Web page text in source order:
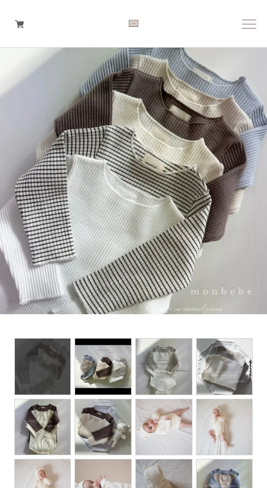
Girls
Baby
Brand
Tops
Bottoms
Outer
Set up / Salopette / One piece
Room wear
Hat / Cap
Socks
Shoes
Bag